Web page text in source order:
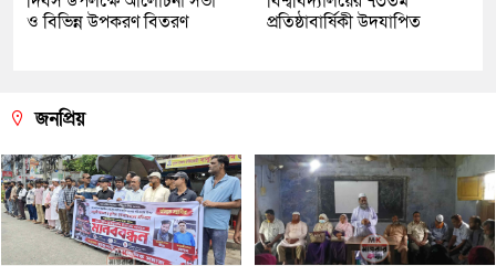
ও বিভিন্ন উপকরণ বিতরণ
প্রতিষ্ঠাবার্ষিকী উদযাপিত
জনপ্রিয়